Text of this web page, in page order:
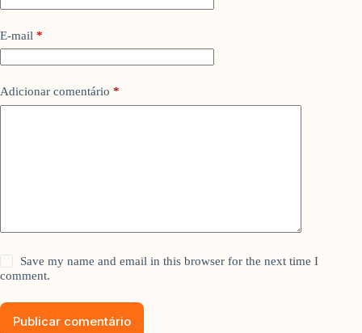
E-mail *
Adicionar comentário *
Save my name and email in this browser for the next time I
comment.
Publicar comentário